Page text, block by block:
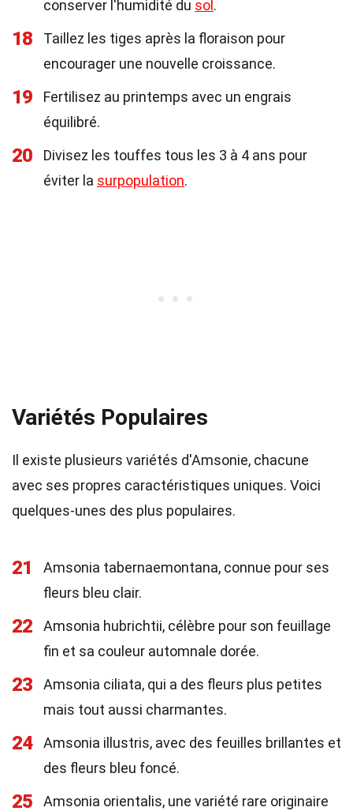
conserver l'humidité du sol .
18
Taillez les tiges après la floraison pour
encourager une nouvelle croissance.
19
Fertilisez au printemps avec un engrais
équilibré.
20
Divisez les touffes tous les 3 à 4 ans pour
éviter la surpopulation.
Variétés Populaires
Il existe plusieurs variétés d'Amsonie, chacune
avec ses propres caractéristiques uniques. Voici
quelques-unes des plus populaires.
21
Amsonia tabernaemontana, connue pour ses
fleurs bleu clair.
22
Amsonia hubrichtii, célèbre pour son feuillage
fin et sa couleur automnale dorée.
23
Amsonia ciliata, qui a des fleurs plus petites
mais tout aussi charmantes.
24
Amsonia illustris, avec des feuilles brillantes et
des fleurs bleu foncé.
25
Amsonia orientalis, une variété rare originaire